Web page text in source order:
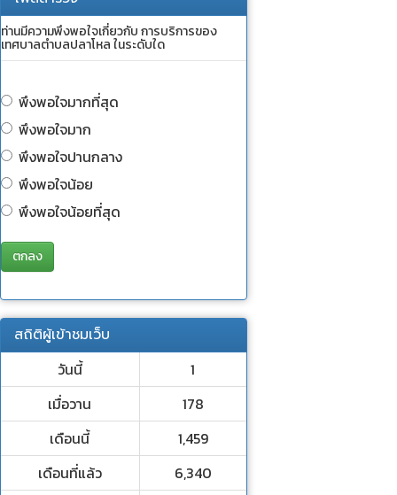
ท่านมีความพึงพอใจเกี่ยวกับ การบริการของ
เทศบาลตำบลปลาโหล ในระดับใด
พึงพอใจมากที่สุด
พึงพอใจมาก
พึงพอใจปานกลาง
พึงพอใจน้อย
พึงพอใจน้อยที่สุด
ตกลง
สถิติผู้เข้าชมเว็บ
วันนี้
1
เมื่อวาน
178
เดือนนี้
1,459
เดือนที่แล้ว
6,340